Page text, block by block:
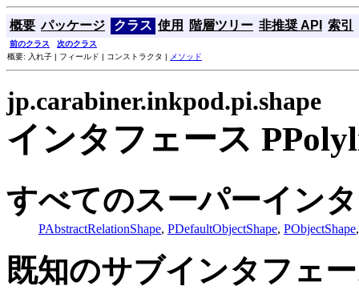
概要 パッケージ クラス 使用 階層ツリー 非推奨 API 索引
前のクラス
次のクラス
概要: 入れ子 | フィールド | コンストラクタ |
メソッド
jp.carabiner.inkpod.pi.shape
インタフェース
すべてのスーパーイン
PAbstractRelationShape, PDefaultObjectShape, PObjectShape
既知のサブインタフェ